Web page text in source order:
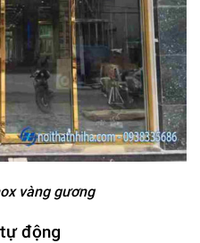
vàng gương
động